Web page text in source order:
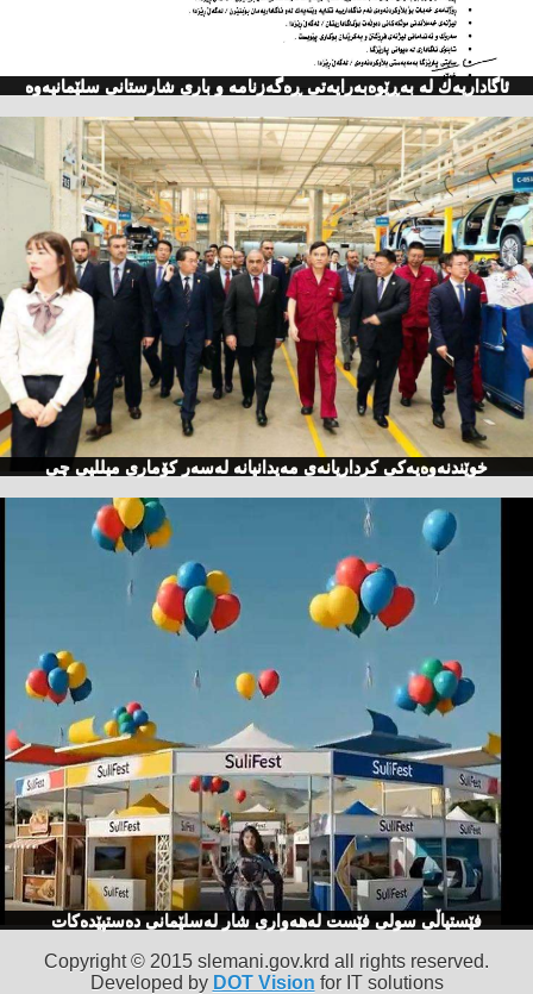
ئاگاداریه‌ك له‌ به‌ڕێوه‌به‌رایه‌تی ڕه‌گه‌زنامه‌ و باری شارستانی سلێمانیه‌وه‌
خوێندنەوەیەكی كرداریانەی مەیدانیانە لەسەر كۆماری میللیی چی
فێستیاڵی سولی فێست لەهەواری شار لەسلێمانی دەستپێدەكات
Copyright © 2015 slemani.gov.krd all rights reserved.
Developed by DOT Vision for IT solutions